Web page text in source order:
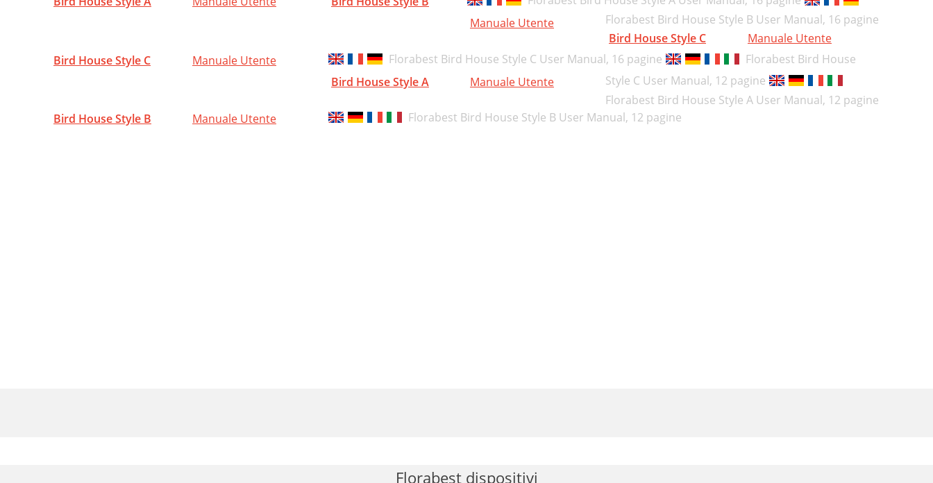
Manuale Utente
Florabest Bird House Style B User Manual, 16 pagine
Bird House Style C
Manuale Utente
Florabest Bird House Style C User Manual, 16 pagine
Bird House Style C Manuale Utente
Florabest Bird House
Style C User Manual, 12 pagine
Bird House Style A
Manuale Utente
Florabest Bird House Style A User Manual, 12 pagine
Bird House Style B
Manuale Utente Florabest Bird House Style B User Manual, 12 pagine
Florabest dispositivi